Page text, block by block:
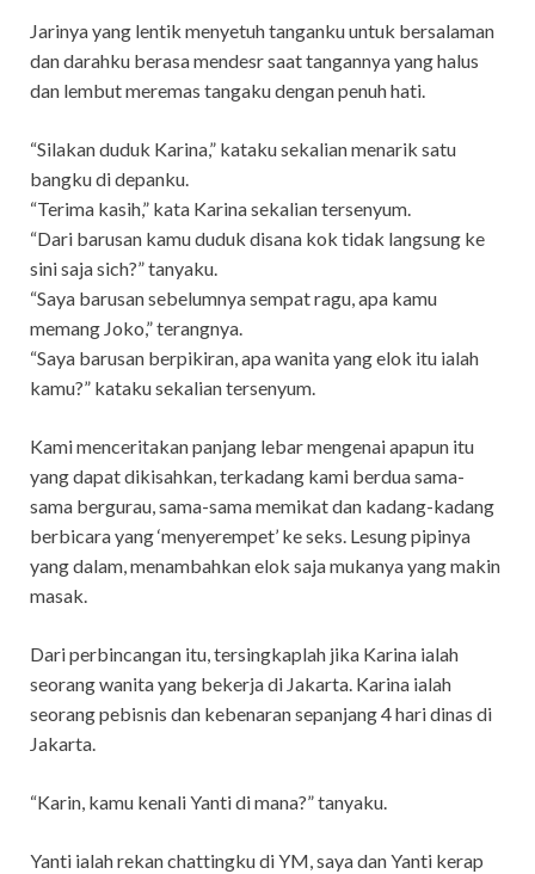
Jarinya yang lentik menyetuh tanganku untuk bersalaman
dan darahku berasa mendesr saat tangannya yang halus
dan lembut meremas tangaku dengan penuh hati.
“Silakan duduk Karina,” kataku sekalian menarik satu
bangku di depanku.
“Terima kasih,” kata Karina sekalian tersenyum.
“Dari barusan kamu duduk disana kok tidak langsung ke
sini saja sich?” tanyaku.
“Saya barusan sebelumnya sempat ragu, apa kamu
memang Joko,” terangnya.
“Saya barusan berpikiran, apa wanita yang elok itu ialah
kamu?” kataku sekalian tersenyum.
Kami menceritakan panjang lebar mengenai apapun itu
yang dapat dikisahkan, terkadang kami berdua sama-
sama bergurau, sama-sama memikat dan kadang-kadang
berbicara yang ‘menyerempet’ ke seks. Lesung pipinya
yang dalam, menambahkan elok saja mukanya yang makin
masak.
Dari perbincangan itu, tersingkaplah jika Karina ialah
seorang wanita yang bekerja di Jakarta. Karina ialah
seorang pebisnis dan kebenaran sepanjang 4 hari dinas di
Jakarta.
“Karin, kamu kenali Yanti di mana?” tanyaku.
Yanti ialah rekan chattingku di YM, saya dan Yanti kerap